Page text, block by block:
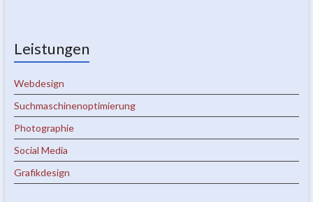
Leistungen
Webdesign
Suchmaschinenoptimierung
Photographie
Social Media
Grafikdesign